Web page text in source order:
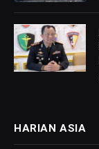
HARIAN ASIA